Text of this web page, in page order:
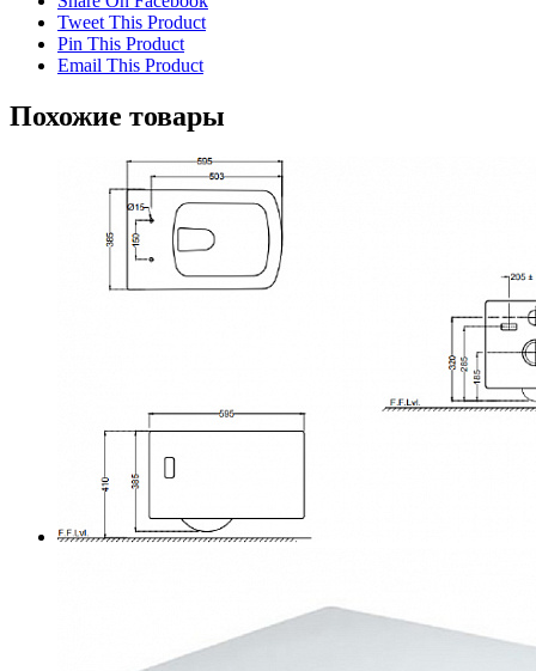
Tweet This Product
Pin This Product
Email This Product
Похожие товары